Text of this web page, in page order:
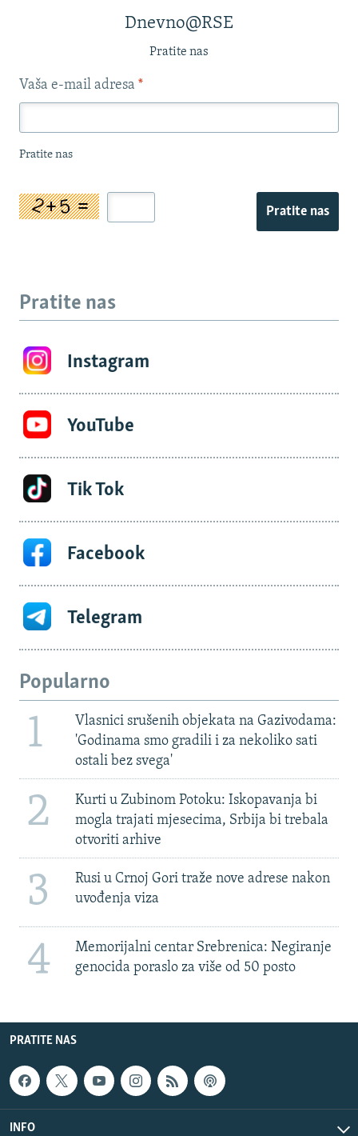
Dnevno@RSE
Pratite nas
Vaša e-mail adresa *
Pratite nas
Pratite nas
Pratite nas
Instagram
YouTube
Tik Tok
Facebook
Telegram
Popularno
1
Vlasnici srušenih objekata na Gazivodama:
'Godinama smo gradili i za nekoliko sati
ostali bez svega'
2
Kurti u Zubinom Potoku: Iskopavanja bi
mogla trajati mjesecima, Srbija bi trebala
otvoriti arhive
3
Rusi u Crnoj Gori traže nove adrese nakon
uvođenja viza
4
Memorijalni centar Srebrenica: Negiranje
genocida poraslo za više od 50 posto
PRATITE NAS
INFO